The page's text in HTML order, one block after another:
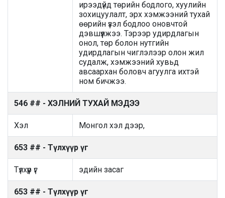
ирээдүйд төрийн бодлого, хуулийн
зохицуулалт, эрх хэмжээний тухай
өөрийн үзэл бодлоо оновчтой
дэвшүүлжээ. Тэрээр удирдлагын
онол, төр болон нутгийн
удирдлагын чиглэлээр олон жил
судалж, хэмжээний хувьд
авсаархан боловч агуулга ихтэй
ном бичжээ.
546 ## - ХЭЛНИЙ ТУХАЙ МЭДЭЭ
Хэл Монгол хэл дээр,
653 ## - Түлхүүр үг
Түлхүүр үг эдийн засаг
653 ## - Түлхүүр үг